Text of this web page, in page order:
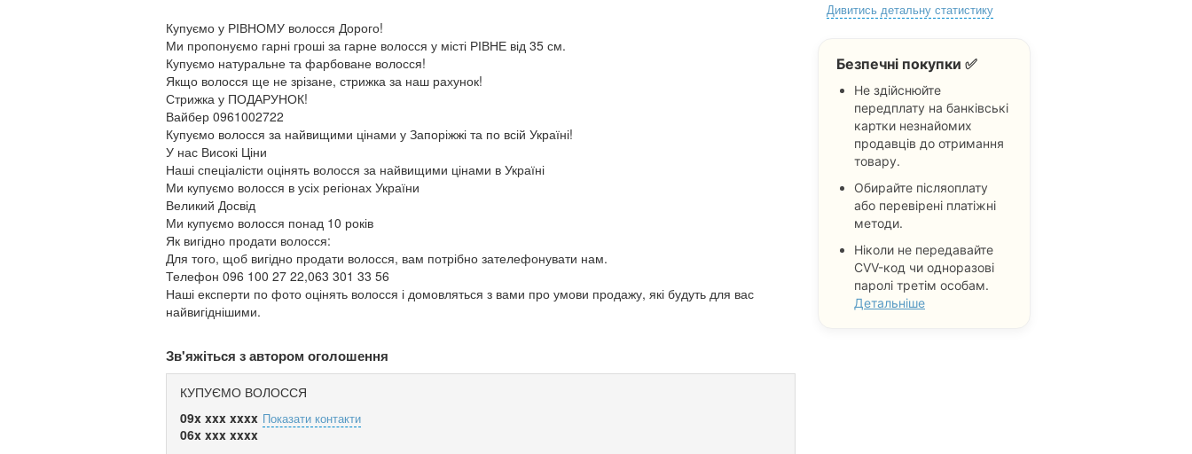
Купуємо у РІВНОМУ волосся Дорого!
Ми пропонуємо гарні гроші за гарне волосся у місті РІВНЕ від 35 см.
Купуємо натуральне та фарбоване волосся!
Якщо волосся ще не зрізане, стрижка за наш рахунок!
Стрижка у ПОДАРУНОК!
Вайбер 0961002722
Купуємо волосся за найвищими цінами у Запоріжжі та по всій Україні!
У нас Високі Ціни
Наші спеціалісти оцінять волосся за найвищими цінами в Україні
Ми купуємо волосся в усіх регіонах України
Великий Досвід
Ми купуємо волосся понад 10 років
Як вигідно продати волосся:
Для того, щоб вигідно продати волосся, вам потрібно зателефонувати нам.
Телефон 096 100 27 22,063 301 33 56
Наші експерти по фото оцінять волосся і домовляться з вами про умови продажу, які будуть для вас
найвигіднішими.
Зв'яжіться з автором оголошення
КУПУЄМО ВОЛОССЯ
09x xxx xxxx Показати контакти
06x xxx xxxx
Дивитись детальну статистику
Безпечні покупки ✅
Не здійснюйте
передплату на банківські
картки незнайомих
продавців до отримання
товару.
Обирайте післяоплату
або перевірені платіжні
методи.
Ніколи не передавайте
CVV-код чи одноразові
паролі третім особам.
Детальніше